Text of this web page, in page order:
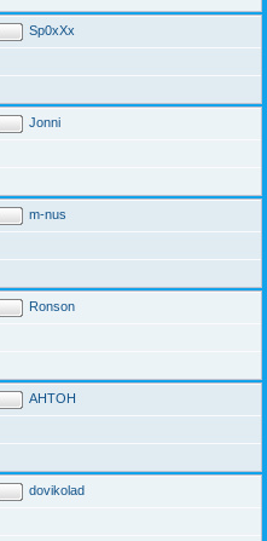
Sp0xXx
Jonni
m-nus
Ronson
AHTOH
dovikolad